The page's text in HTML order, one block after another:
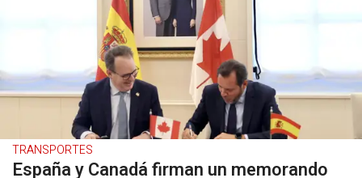
TRANSPORTES
España y Canadá firman un memorando